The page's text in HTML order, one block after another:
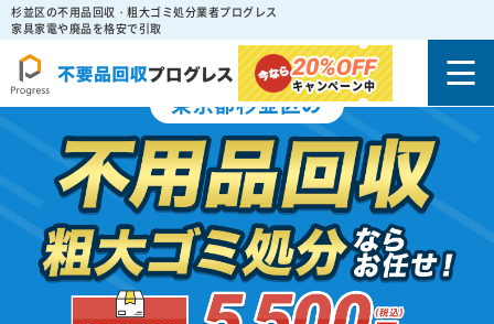
杉並区の不用品回収・粗大ゴミ処分業者プログレス
家具家電や廃品を格安で引取
20%OFF
キャンペーン中
東京都杉並区の